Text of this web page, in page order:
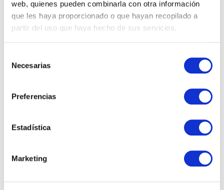
web, quienes pueden combinarla con otra información
que les haya proporcionado o que hayan recopilado a
partir del uso que haya hecho de sus servicios.
Necesarias
Preferencias
Estadística
Marketing
Talent